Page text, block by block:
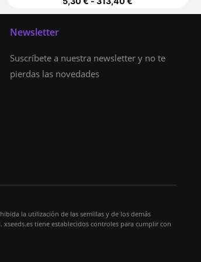
Newsletter
Suscríbete a nuestra newsletter y no te
pierdas las novedades
la utilización de las semillas y de los demás
tiene establecidos controles para cumplir con